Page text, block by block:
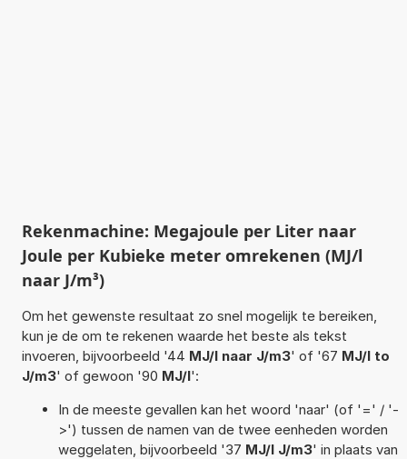
Rekenmachine: Megajoule per Liter naar
Joule per Kubieke meter omrekenen (MJ/l
naar J/m³)
Om het gewenste resultaat zo snel mogelijk te bereiken,
kun je de om te rekenen waarde het beste als tekst
invoeren, bijvoorbeeld '44 MJ/l naar J/m3' of '67 MJ/l to
J/m3' of gewoon '90 MJ/l':
In de meeste gevallen kan het woord 'naar' (of '=' / '-
>') tussen de namen van de twee eenheden worden
weggelaten, bijvoorbeeld '37 MJ/l J/m3' in plaats van